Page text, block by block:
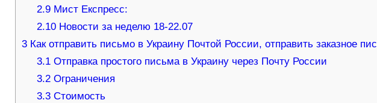
2.9 Мист Експресс:
2.10 Новости за неделю 18-22.07
3Как отправить письмо в Украину Почтой России, отправить заказное
3.1 Отправка простого письма в Украину через Почту России
3.2 Ограничения
3.3 Стоимость